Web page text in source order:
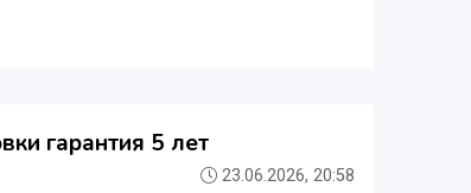
гарантия 5 лет
23.06.2026, 20:58